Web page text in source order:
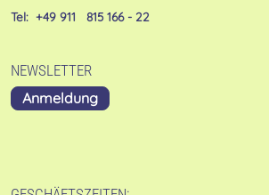
Tel: +49 911 815 166 - 22
NEWSLETTER
Anmeldung